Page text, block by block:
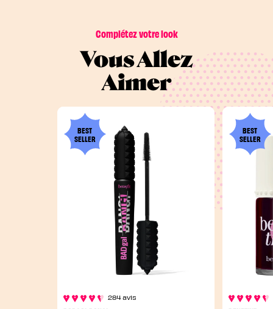
Complétez votre look
Vous Allez
Aimer
BEST
SELLER
284 avis
BEST
SELLER